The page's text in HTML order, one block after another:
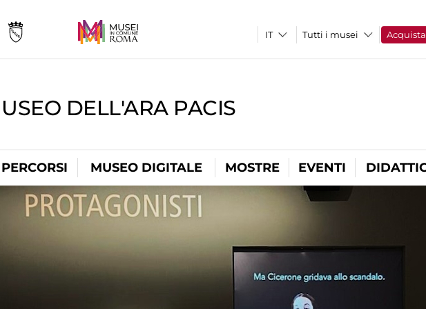
Tutti i musei Acquista
DELL'ARA PACIS
PERCORSI MUSEO DIGITALE MOSTRE EVENTI